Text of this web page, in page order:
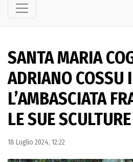
SANTA MARIA
ADRIANO COSSU
L’AMBASCIATA
LE SUE
18 Luglio 2024, 12:22